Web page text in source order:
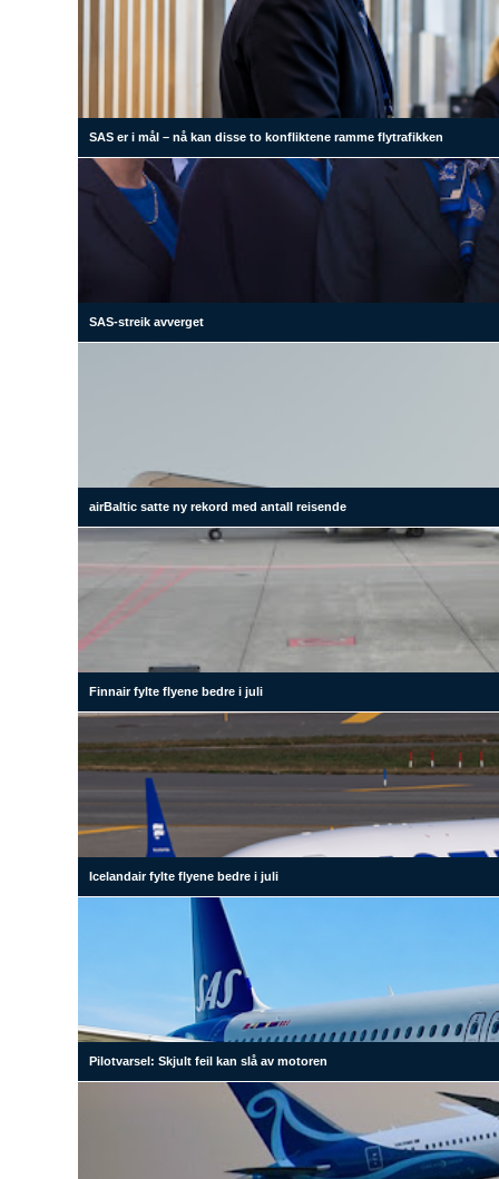
SAS er i mål – nå kan disse to konfliktene ramme flytrafikken
SAS-streik avverget
airBaltic satte ny rekord med antall reisende
Finnair fylte flyene bedre i juli
Icelandair fylte flyene bedre i juli
Pilotvarsel: Skjult feil kan slå av motoren